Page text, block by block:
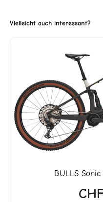
Vielleicht auch interessant?
BULLSSonic